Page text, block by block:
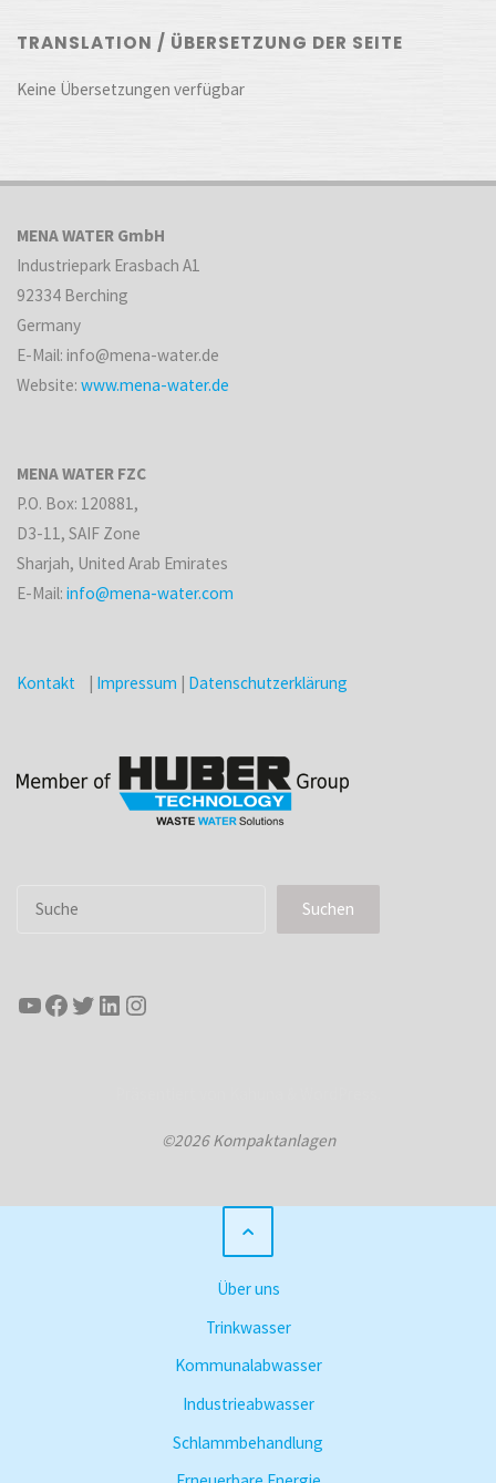
TRANSLATION / ÜBERSETZUNG DER SEITE
Keine Übersetzungen verfügbar
MENA WATER GmbH
Industriepark Erasbach A1
92334 Berching
Germany
E-Mail: info@mena-water.de
Website:www.mena-water.de
MENA WATER FZC
P.O. Box: 120881,
D3-11, SAIF Zone
Sharjah, United Arab Emirates
E-Mail:info@mena-water.com
Kontakt | Impressum | Datenschutzerklärung
Suchen Suchen
YouTube
Facebook
Twitter
LinkedIn
Instagram
©2026 Kompaktanlagen
Über uns
Trinkwasser
Kommunalabwasser
Industrieabwasser
Schlammbehandlung